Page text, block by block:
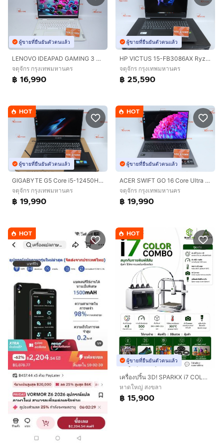
ผู้ขายที่ยืนยันตัวตนแล้ว
LENOVO IDEAPAD GAMING 3 Core i5-12500H RTX3050TI 24 - 1.5TB
จตุจักร กรุงเทพมหานคร
฿ 16,990
ผู้ขายที่ยืนยันตัวตนแล้ว
HP VICTUS 15-FB3086AX Ryzen 7 7445HS.RTX4050 RAM16.512GB
จตุจักร กรุงเทพมหานคร
฿ 25,590
HOT
ผู้ขายที่ยืนยันตัวตนแล้ว
GIGABYTE G5 Core i5-12450H.RTX4050 RAM16.512GB
จตุจักร กรุงเทพมหานคร
฿ 19,990
HOT
ผู้ขายที่ยืนยันตัวตนแล้ว
ACER SWIFT GO 16 Core Ultra 5 125H RAM32.1TB
จตุจักร กรุงเทพมหานคร
฿ 19,990
HOT HOT
ผู้ขายที่ยืนยันตัวตนแล้ว
เครื่องปริ้น 3D! SPARKX i7 COLOR COMBO พิมพ์ได้สูงสุด 4 สี จบในเครื่องเดียว
หาดใหญ่ สงขลา
฿ 15,900